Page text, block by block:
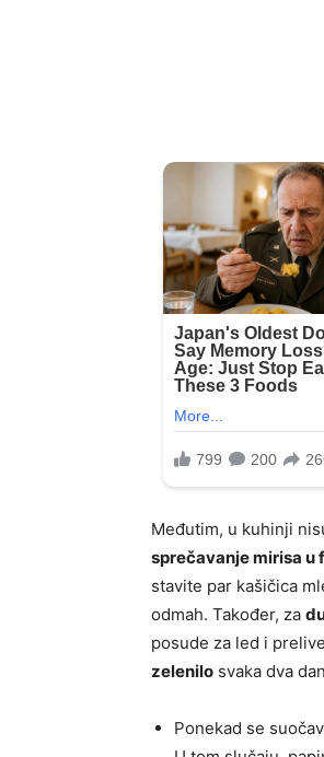
Međutim, u kuhinji
sprečavanje mirisa u
stavite par kašičica
odmah. Također, za
posude za led i
zelenilo svaka dva
Ponekad se